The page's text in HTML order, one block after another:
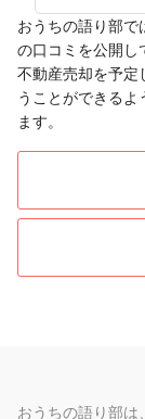
おうちの語り部で
の口コミを公開し
不動産売却を予定
うことができる
ます。
おうちの語り部は